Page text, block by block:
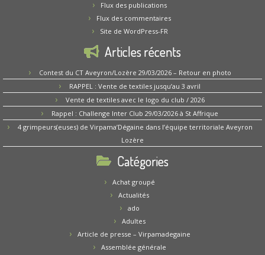
Flux des publications
Flux des commentaires
Site de WordPress-FR
Articles récents
Contest du CT Aveyron/Lozère 29/03/2026 – Retour en photo
RAPPEL : Vente de textiles jusqu’au 3 avril
Vente de textiles avec le logo du club / 2026
Rappel : Challenge Inter Club 29/03/2026 à St Affrique
4 grimpeurs(euses) de Virpama’Dégaine dans l’équipe territoriale Aveyron
Lozère
Catégories
Achat groupé
Actualités
ado
Adultes
Article de presse – Virpamadegaine
Assemblée générale